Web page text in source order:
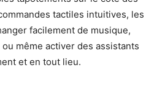
tactiles intuitives, les
facilement de musique,
même activer des assistants
et en tout lieu.